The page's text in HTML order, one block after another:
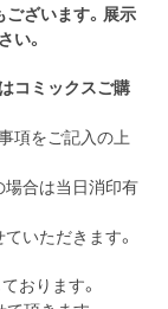
ざいます。展示
い。
コミックスご購
項をご記入の上
場合は当日消印有
いただきます。
おります。